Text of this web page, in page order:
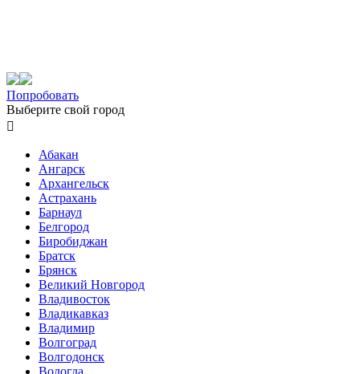
Попробовать
Выберите свой город

Абакан
Ангарск
Архангельск
Астрахань
Барнаул
Белгород
Биробиджан
Братск
Брянск
Великий Новгород
Владивосток
Владикавказ
Владимир
Волгоград
Волгодонск
Вологда